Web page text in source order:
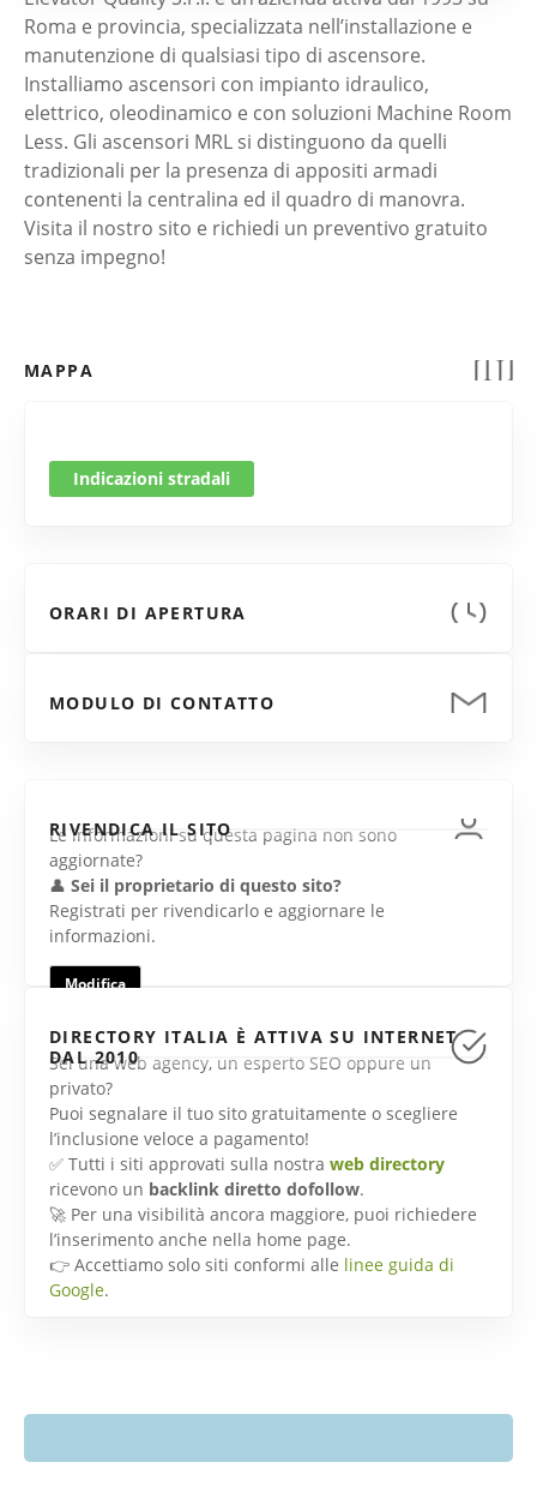
Roma e provincia, specializzata nell’installazione e
manutenzione di qualsiasi tipo di ascensore.
Installiamo ascensori con impianto idraulico,
elettrico, oleodinamico e con soluzioni Machine Room
Less. Gli ascensori MRL si distinguono da quelli
tradizionali per la presenza di appositi armadi
contenenti la centralina ed il quadro di manovra.
Visita il nostro sito e richiedi un preventivo gratuito
senza impegno!
MAPPA
Indicazioni stradali
ORARI DI APERTURA
MODULO DI CONTATTO
RIVENDICA IL SITO
Le informazioni su questa pagina non sono
aggiornate?
👤 Sei il proprietario di questo sito?
Registrati per rivendicarlo e aggiornare le
informazioni.
Modifica
DIRECTORY ITALIA È ATTIVA SU INTERNET
DAL 2010
Sei una web agency, un esperto SEO oppure un
privato?
Puoi segnalare il tuo sito gratuitamente o scegliere
l’inclusione veloce a pagamento!
✅ Tutti i siti approvati sulla nostra web directory
ricevono un backlink diretto dofollow.
🚀 Per una visibilità ancora maggiore, puoi richiedere
l’inserimento anche nella home page.
👉 Accettiamo solo siti conformi alle linee guida di
Google.